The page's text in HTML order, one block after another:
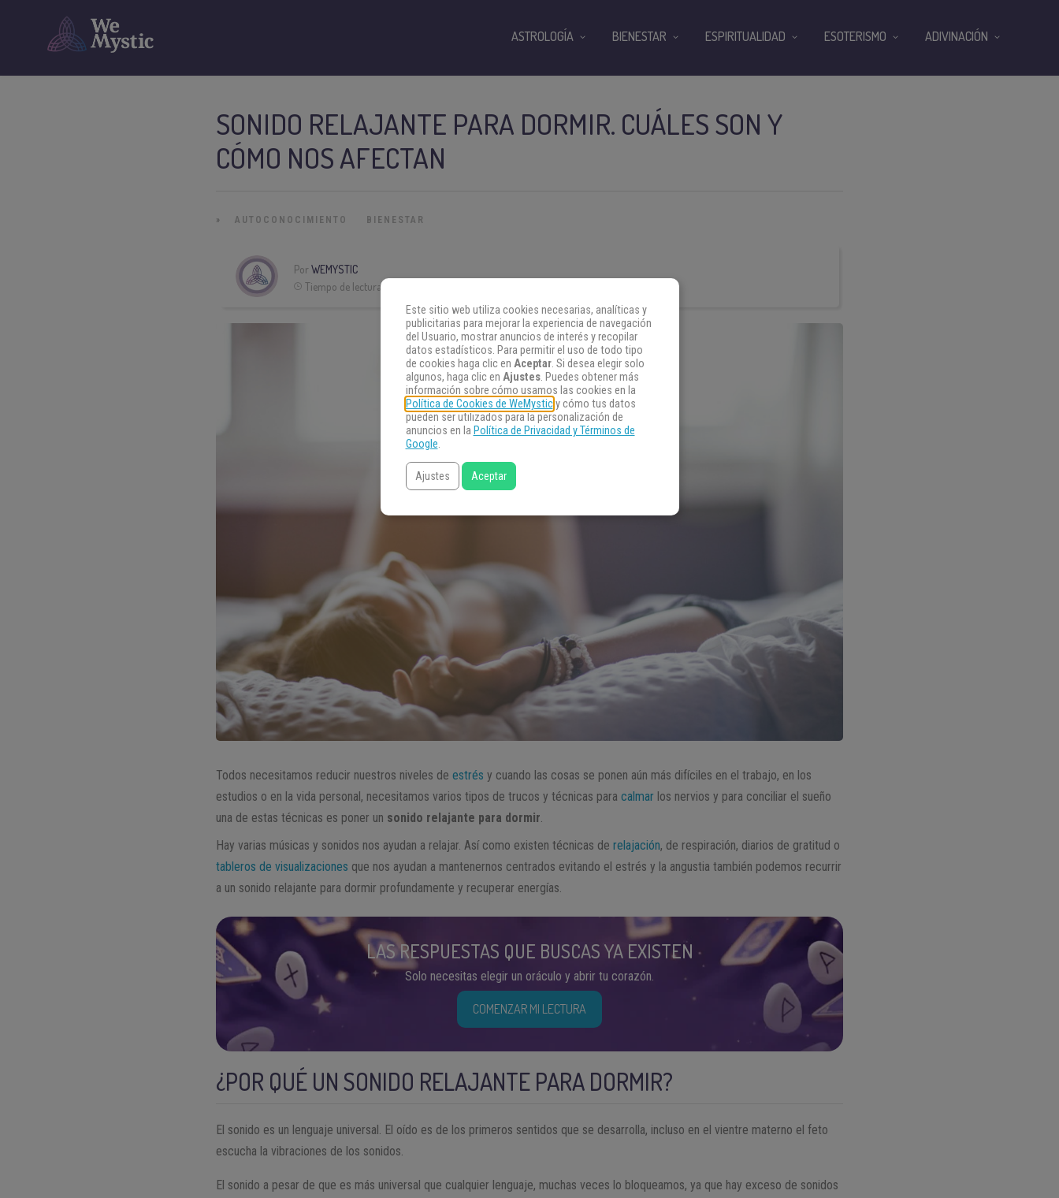
SONIDO RELAJANTE PARA DORMIR. CUÁLES SON Y
CÓMO NOS AFECTAN
» AUTOCONOCIMIENTO BIENESTAR
Por WEMYSTIC
Tiempo de lectura:
Todos necesitamos reducir nuestros niveles deestrés y cuando las cosas se ponen aún más difíciles en el trabajo, en los
estudios o en la vida personal, necesitamos varios tipos de trucos y técnicas paracalmar los nervios y para conciliar el sueño
una de estas técnicas es poner un sonido relajante para dormir.
Hay varias músicas y sonidos nos ayudan a relajar. Así como existen técnicas derelajación, de respiración, diarios de gratitud o
tableros de visualizaciones que nos ayudan a mantenernos centrados evitando el estrés y la angustia también podemos recurrir
a un sonido relajante para dormir profundamente y recuperar energías.
LAS RESPUESTAS QUE BUSCAS YA EXISTEN
Solo necesitas elegir un oráculo y abrir tu corazón.
COMENZAR MI LECTURA
¿POR QUÉ UN SONIDO RELAJANTE PARA DORMIR?
El sonido es un lenguaje universal. El oído es de los primeros sentidos que se desarrolla, incluso en el vientre materno el feto
escucha la vibraciones de los sonidos.
El sonido a pesar de que es más universal que cualquier lenguaje, muchas veces lo bloqueamos, ya que hay exceso de sonidos
ASTROLOGÍA BIENESTAR ESPIRITUALIDAD ESOTERISMO ADIVINACIÓN
Este sitio web utiliza cookies necesarias, analíticas y
publicitarias para mejorar la experiencia de navegación
del Usuario, mostrar anuncios de interés y recopilar
datos estadísticos. Para permitir el uso de todo tipo
de cookies haga clic en Aceptar. Si desea elegir solo
algunos, haga clic en Ajustes. Puedes obtener más
información sobre cómo usamos las cookies en la
Política de Cookies de WeMysticy cómo tus datos
pueden ser utilizados para la personalización de
anuncios en la Política de Privacidad y Términos de
Google.
Ajustes Aceptar